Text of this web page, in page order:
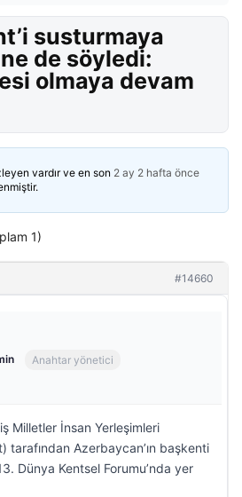
susturmaya
de söyledi:
olmaya devam
vardır ve en son 2 ay 2 hafta önce
1)
#14660
Anahtar yönetici
Milletler İnsan Yerleşimleri
tarafından Azerbaycan’ın başkenti
Dünya Kentsel Forumu’nda yer